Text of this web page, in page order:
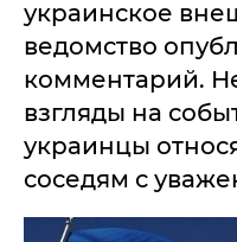
украинское
ведомство
комментарий.
взгляды на
украинцы
соседям с